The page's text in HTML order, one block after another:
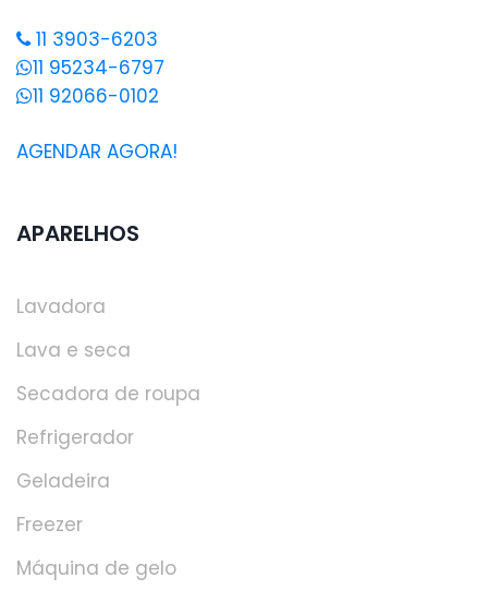
11 3903-6203
11 95234-6797
11 92066-0102
AGENDAR AGORA!
APARELHOS
Lavadora
Lava e seca
Secadora de roupa
Refrigerador
Geladeira
Freezer
Máquina de gelo